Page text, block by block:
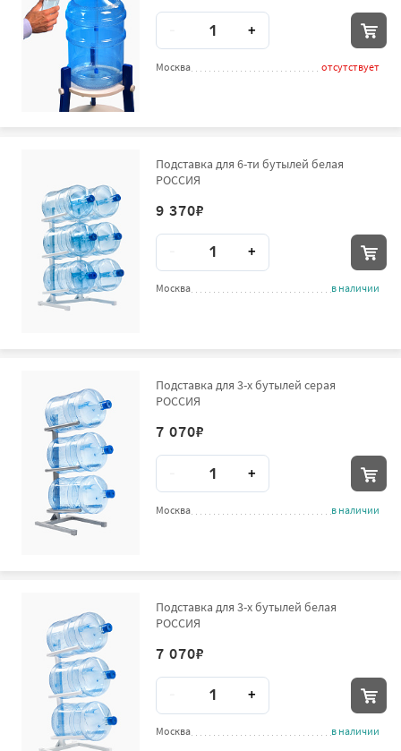
Количество
+
Москва отсутствует
Подставка для 6-ти бутылей белая
РОССИЯ
9 370₽
Количество
+
Москва в наличии
Подставка для 3-х бутылей серая
РОССИЯ
7 070₽
+
Москва в наличии
Подставка для 3-х бутылей белая
РОССИЯ
7 070₽
Количество
+
Москва в наличии